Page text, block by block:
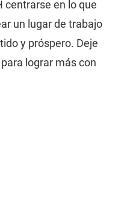
centrarse en lo que
un lugar de trabajo
y próspero. Deje
lograr más con